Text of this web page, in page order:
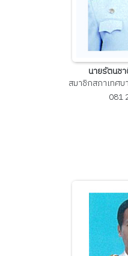
นายรัตนช
สมาชิกสภาเทศ
081